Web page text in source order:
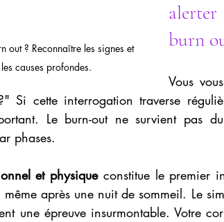
out ? Reconnaître les signes et
causes profondes.
burn
Vous
Si cette interrogation traverse
Le burn-out ne survient pas
phases.
et physique constitue le premier
après une nuit de sommeil. Le
une épreuve insurmontable. Votre